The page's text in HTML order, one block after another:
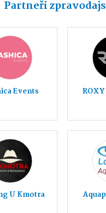
Partneři
Events
U Kmotra